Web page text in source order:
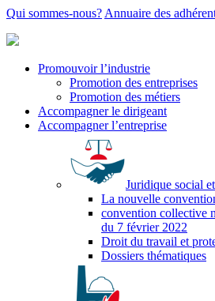
Qui sommes-nous? Annuaire des
Promouvoir l’industrie
Promotion des entreprises
Promotion des métiers
Accompagner le dirigeant
Accompagner l’entreprise
Juridique social
La nouvelle
convention collective
du 7 février 2022
Droit du travail et
Dossiers thématiques